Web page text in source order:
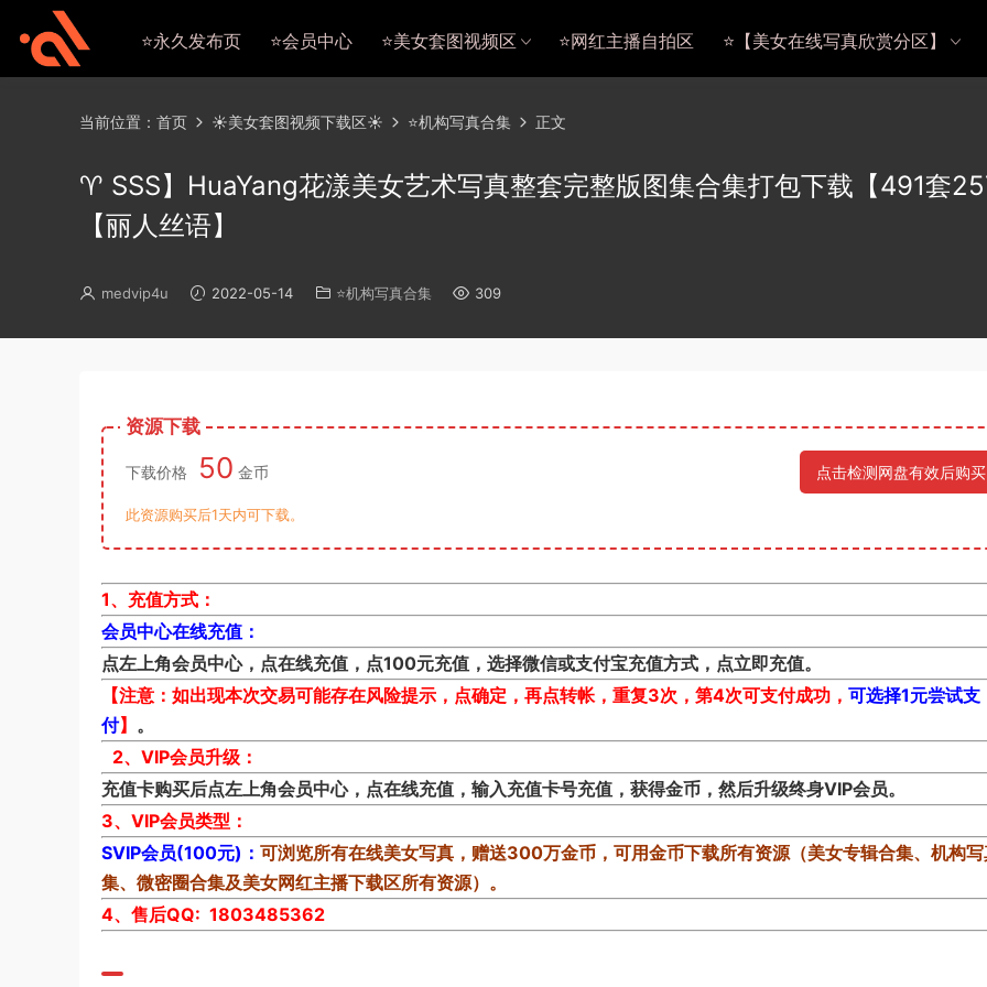
⭐永久发布页 ⭐会员中心 ⭐美女套图视频区 ⭐网红主播自拍区 ⭐【美女在线写真欣赏分区】
当前位置： 首页 ☀️美女套图视频下载区☀️ ⭐机构写真合集 正文
♈ SSS】HuaYang花漾美女艺术写真整套完整版图集合集打包下载【491套
【丽人丝语】
medvip4u 2022-05-14 ⭐机构写真合集 309
资源下载
下载价格 50 金币 点击检测网盘有效后购买
此资源购买后1天内可下载。
1、充值方式：
会员中心在线充值：
点左上角会员中心，点在线充值，点100元充值，选择微信或支付宝充值方式，点立即充值。
【注意：如出现本次交易可能存在风险提示，点确定，再点转帐，重复3次，第4次可支付成功， 可选择1元尝试支
付】 。
2、VIP会员升级：
充值卡购买后点左上角会员中心，点在线充值，输入充值卡号充值，获得金币，然后升级终身VIP会员。
3、VIP会员类型：
SVIP会员(100元)： 可浏览所有在线美女写真，赠送300万金币，可用金币下载所有资源（美女专辑合集、机构
集、微密圈合集及美女网红主播下载区所有资源）。
4、售后QQ: 1803485362